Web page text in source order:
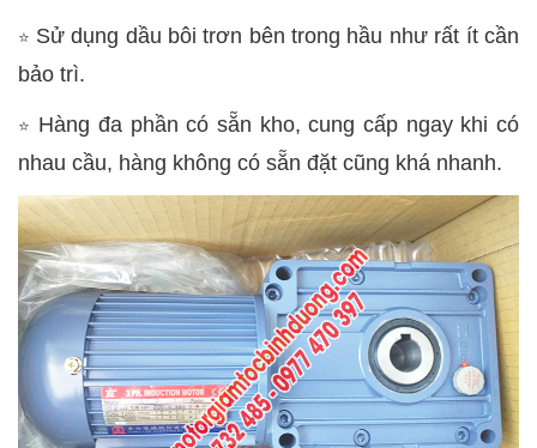
⭐ Sử dụng dầu bôi trơn bên trong hầu như rất ít cần
bảo trì.
⭐ Hàng đa phần có sẵn kho, cung cấp ngay khi có
nhau cầu, hàng không có sẵn đặt cũng khá nhanh.